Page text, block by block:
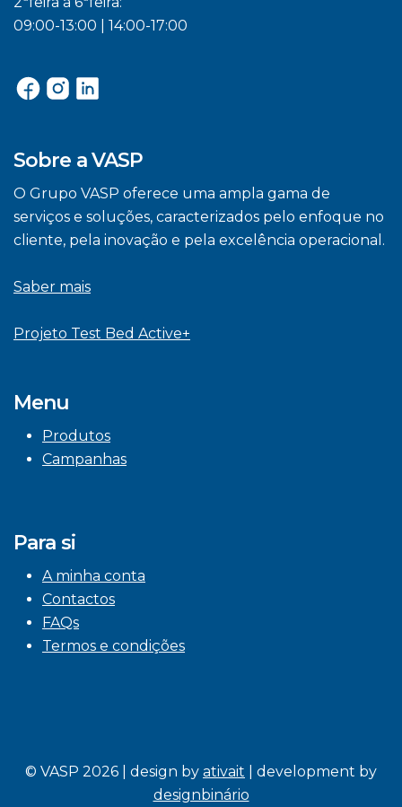
09:00-13:00 | 14:00-17:00
Sobre a VASP
O Grupo VASP oferece uma ampla gama de
serviços e soluções, caracterizados pelo enfoque no
cliente, pela inovação e pela excelência operacional.
Saber mais
Projeto Test Bed Active+
Menu
Produtos
Campanhas
Para si
A minha conta
Contactos
FAQs
Termos e condições
© VASP 2026 | design by ativait | development by
designbinário